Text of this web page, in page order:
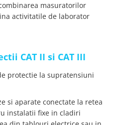
masuratorilor
activitatile de laborator
CAT II si CAT III
protectie la supratensiuni
si aparate conectate la retea
instalatii fixe in cladiri